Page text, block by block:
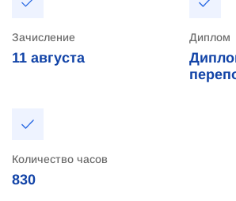
Зачисление
11 августа
Диплом
Количество часов
830